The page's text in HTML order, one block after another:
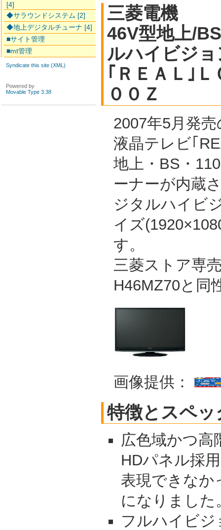
三菱電機
46V型地上/
ルハイビジ
｢ＲＥＡＬ｣
００Ｚ
2007年5月発
液晶テレビ｢
地上・BS・
ーナーが内蔵
ジタルハイビ
イズ
す。
三菱ストア専
H46MZ70と同
画像提供：
特徴とスペッ
広色域かつ高
HDパネル採
表現できなか
になりました
フルハイビ
[4]
◆サラウンドシステム [2]
◆地上デジタルチューナ [4]
■サイト管理
■mt管理
Syndicate this site (XML)
Powered by
Movable Type 3.38